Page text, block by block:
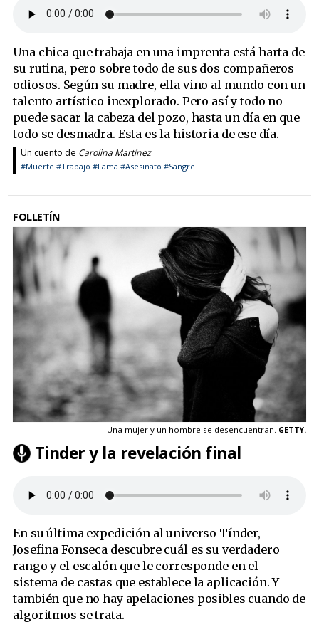
Una chica que trabaja en una imprenta está harta de
su rutina, pero sobre todo de sus dos compañeros
odiosos. Según su madre, ella vino al mundo con un
talento artístico inexplorado. Pero así y todo no
puede sacar la cabeza del pozo, hasta un día en que
todo se desmadra. Esta es la historia de ese día.
Un cuento de Carolina Martínez
#Muerte #Trabajo #Fama #Asesinato #Sangre
FOLLETÍN
Una mujer y un hombre se desencuentran. GETTY.
Tinder y la revelación final
En su última expedición al universo Tínder,
Josefina Fonseca descubre cuál es su verdadero
rango y el escalón que le corresponde en el
sistema de castas que establece la aplicación. Y
también que no hay apelaciones posibles cuando de
algoritmos se trata.